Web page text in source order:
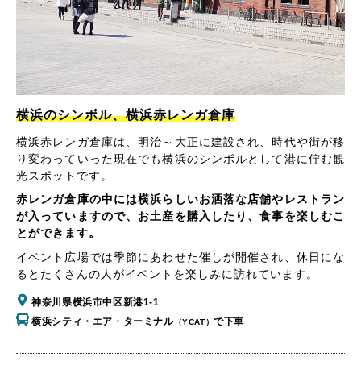
横浜のシンボル、横浜赤レンガ倉庫
横浜赤レンガ倉庫は、明治～大正に建設され、時代や街が移
り変わっていった現在でも横浜のシンボルとして港に佇む観
光スポットです。
赤レンガ倉庫の中には横浜らしいお洒落な店舗やレストラン
が入っていますので、お土産を購入したり、食事を楽しむこ
とができます。
イベント広場では季節にあわせた催しが開催され、休日にな
るとたくさんの人がイベントを楽しみに訪れています。
神奈川県横浜市中区新港1-1
横浜シティ・エア・ターミナル（YCAT）で下車